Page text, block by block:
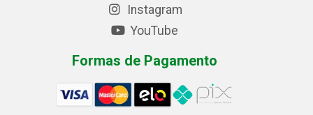
Instagram
YouTube
Formas de Pagamento